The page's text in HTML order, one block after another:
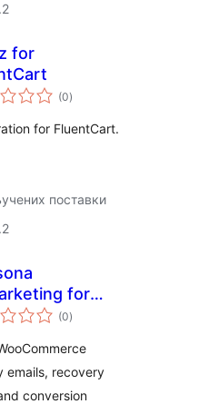
for
(0укупних
оцена
)
for FluentCart.
поставки
for
(0укупних
оцена
)
emails, recovery
conversion